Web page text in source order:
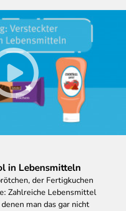
in Lebensmitteln
der Fertigkuchen
Zahlreiche Lebensmittel
man das gar nicht